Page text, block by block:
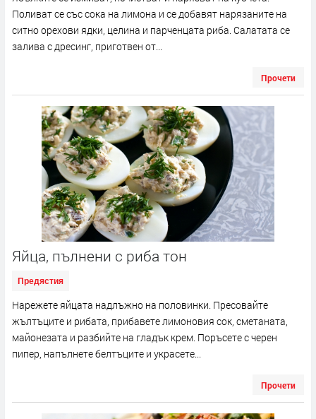
Поливат се със сока на лимона и се добавят нарязаните на
ситно орехови ядки, целина и парченцата риба. Салатата се
залива с дресинг, приготвен от...
Прочети
Яйца, пълнени с риба тон
Предястия
Нарежете яйцата надлъжно на половинки. Пресовайте
жълтъците и рибата, прибавете лимоновия сок, сметаната,
майонезата и разбийте на гладък крем. Поръсете с черен
пипер, напълнете белтъците и украсете...
Прочети